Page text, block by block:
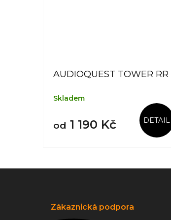
AUDIOQUEST TOWER RR
Skladem
od 1 190 Kč DETAIL
Zákaznická podpora